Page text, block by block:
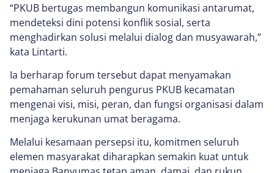
“PKUB bertugas membangun komunikasi antarumat,
mendeteksi dini potensi konflik sosial, serta
menghadirkan solusi melalui dialog dan musyawarah,”
kata Lintarti.
Ia berharap forum tersebut dapat menyamakan
pemahaman seluruh pengurus PKUB kecamatan
mengenai visi, misi, peran, dan fungsi organisasi dalam
menjaga kerukunan umat beragama.
Melalui kesamaan persepsi itu, komitmen seluruh
elemen masyarakat diharapkan semakin kuat untuk